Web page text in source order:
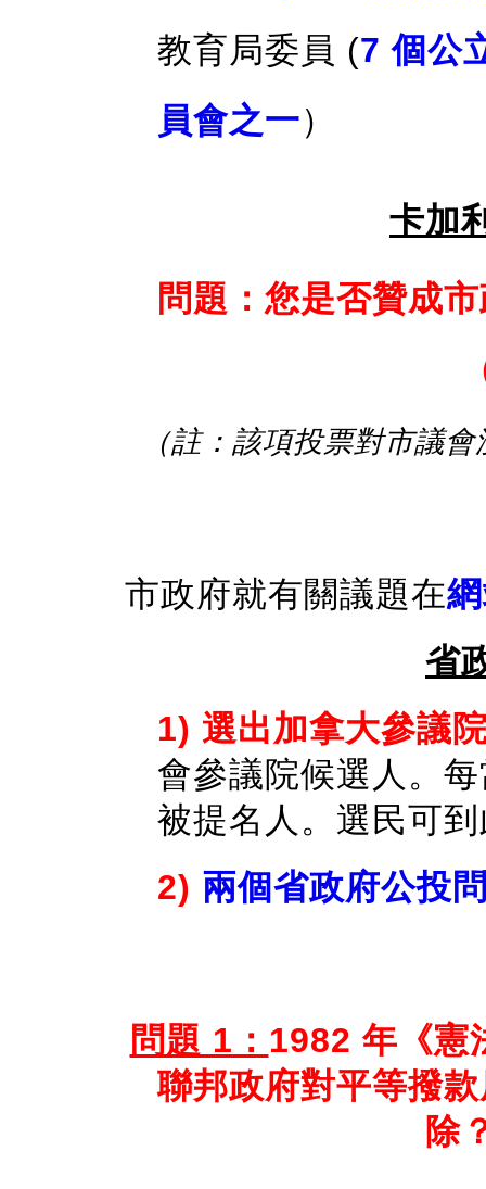
教育局委員 (7 個公
員會之一）
卡加
問題：您是否贊成
（註：該項投票對市議
市政府就有關議題在
省
1) 選出加拿大參議
會參議院候選人。
被提名人。選民可
2) 兩個省政府公投
問題 1： 1982 年《憲
聯邦政府對平等撥
除